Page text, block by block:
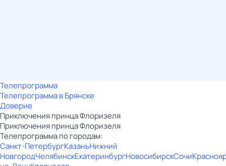
Телепрограмма
Телепрограмма в Брянске
Доверие
Приключения принца Флоризеля
Приключения принца Флоризеля
Телепрограмма по городам:
Санкт-ПетербургКазаньНижний
НовгородЧелябинскЕкатеринбургНовосибирскСочи